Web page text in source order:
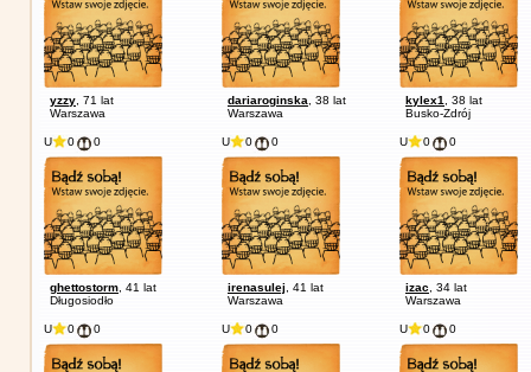
yzzy , 71 lat
Warszawa
dariaroginska , 38 lat
Warszawa
kylex1
, 38 lat
Busko-Zdrój
U 0 0
ghettostorm , 41 lat
Długosiodło
U 0 0
irenasulej , 41 lat
Warszawa
U 0 0
izac , 34 lat
Warszawa
U 0 0 U 0 0 U 0 0